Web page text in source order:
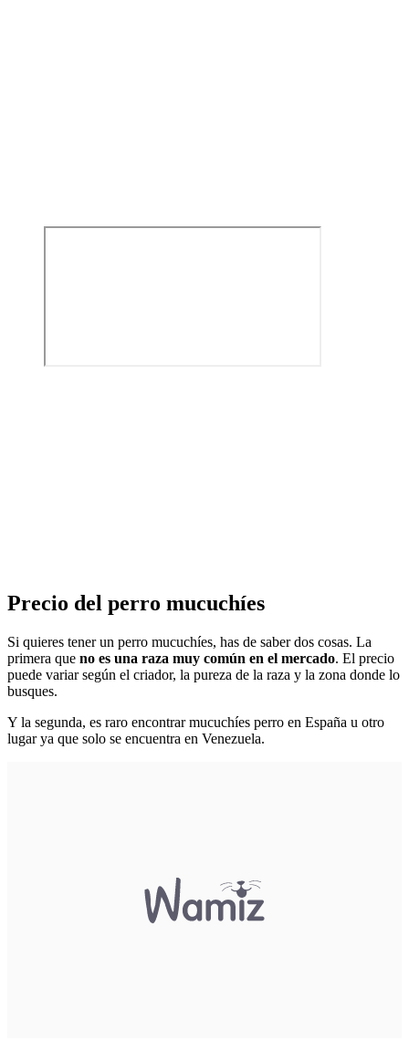
Precio del perro mucuchíes
Si quieres tener un perro mucuchíes, has de saber dos cosas. La
primera que no es una raza muy común en el mercado. El precio
puede variar según el criador, la pureza de la raza y la zona donde lo
busques.
Y la segunda, es raro encontrar mucuchíes perro en España u otro
lugar ya que solo se encuentra en Venezuela.